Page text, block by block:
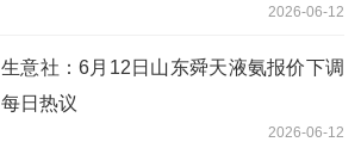
2026-06-12
生意社：6月12日山东舜天液氨报价下调
每日热议
2026-06-12